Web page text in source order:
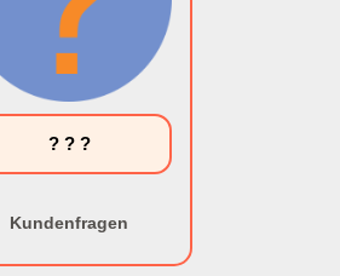
? ? ?
Kundenfragen